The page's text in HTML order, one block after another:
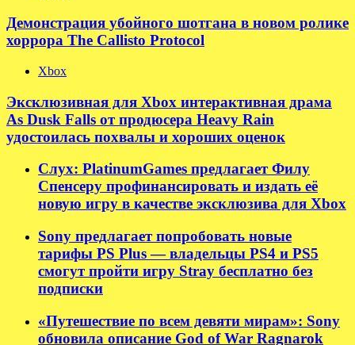
Демонстрация убойного шотгана в новом ролике
хоррора The Callisto Protocol
Xbox
Эксклюзивная для Xbox интерактивная драма
As Dusk Falls от продюсера Heavy Rain
удостоилась похвалы и хороших оценок
Слух: PlatinumGames предлагает Филу
Спенсеру профинансировать и издать её
новую игру в качестве эксклюзива для Xbox
Sony предлагает попробовать новые
тарифы PS Plus — владельцы PS4 и PS5
смогут пройти игру Stray бесплатно без
подписки
«Путешествие по всем девяти мирам»: Sony
обновила описание God of War Ragnarok